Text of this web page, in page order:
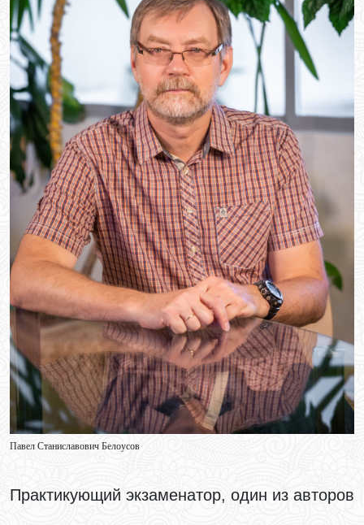
Павел Станиславович Белоусов
Практикующий экзаменатор, один из авторов